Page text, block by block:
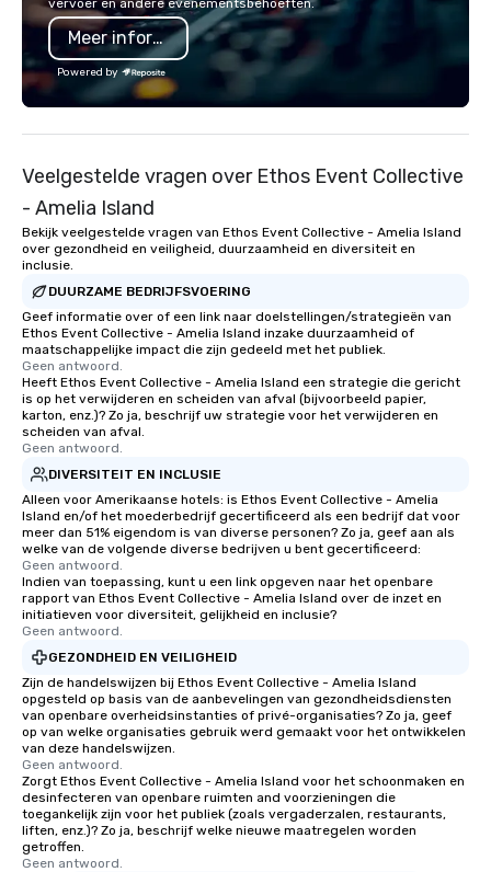
Diego, Orange County, Las Vegas, New
York, Chicago and Miami. Our global
offices enable us to efficiently serve
both U.S. and international clients
across multiple time zones. Let’s craft
starting
client appreciation
delightful
vervoer en andere evenementsbehoeften.
Meer informatie
Powered by
Veelgestelde vragen over Ethos Event Collective
- Amelia Island
Bekijk veelgestelde vragen van Ethos Event Collective - Amelia Island
over gezondheid en veiligheid, duurzaamheid en diversiteit en
inclusie.
DUURZAME BEDRIJFSVOERING
Geef informatie over of een link naar doelstellingen/strategieën van
Ethos Event Collective - Amelia Island inzake duurzaamheid of
maatschappelijke impact die zijn gedeeld met het publiek.
Geen antwoord.
Heeft Ethos Event Collective - Amelia Island een strategie die gericht
is op het verwijderen en scheiden van afval (bijvoorbeeld papier,
karton, enz.)? Zo ja, beschrijf uw strategie voor het verwijderen en
scheiden van afval.
Geen antwoord.
DIVERSITEIT EN INCLUSIE
Alleen voor Amerikaanse hotels: is Ethos Event Collective - Amelia
Island en/of het moederbedrijf gecertificeerd als een bedrijf dat voor
meer dan 51% eigendom is van diverse personen? Zo ja, geef aan als
welke van de volgende diverse bedrijven u bent gecertificeerd:
Geen antwoord.
Indien van toepassing, kunt u een link opgeven naar het openbare
rapport van Ethos Event Collective - Amelia Island over de inzet en
initiatieven voor diversiteit, gelijkheid en inclusie?
Geen antwoord.
GEZONDHEID EN VEILIGHEID
Zijn de handelswijzen bij Ethos Event Collective - Amelia Island
opgesteld op basis van de aanbevelingen van gezondheidsdiensten
van openbare overheidsinstanties of privé-organisaties? Zo ja, geef
op van welke organisaties gebruik werd gemaakt voor het ontwikkelen
van deze handelswijzen.
Geen antwoord.
Zorgt Ethos Event Collective - Amelia Island voor het schoonmaken en
desinfecteren van openbare ruimten and voorzieningen die
toegankelijk zijn voor het publiek (zoals vergaderzalen, restaurants,
liften, enz.)? Zo ja, beschrijf welke nieuwe maatregelen worden
getroffen.
Geen antwoord.